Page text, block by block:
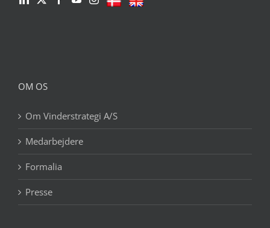
OM OS
Om Vinderstrategi A/S
Medarbejdere
Formalia
Presse